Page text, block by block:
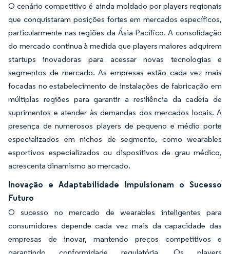
O cenário competitivo é ainda moldado por players regionais
que conquistaram posições fortes em mercados específicos,
particularmente nas regiões da Ásia-Pacífico. A consolidação
do mercado continua à medida que players maiores adquirem
startups inovadoras para acessar novas tecnologias e
segmentos de mercado. As empresas estão cada vez mais
focadas no estabelecimento de instalações de fabricação em
múltiplas regiões para garantir a resiliência da cadeia de
suprimentos e atender às demandas dos mercados locais. A
presença de numerosos players de pequeno e médio porte
especializados em nichos de segmento, como wearables
esportivos especializados ou dispositivos de grau médico,
acrescenta dinamismo ao mercado.
Inovação e Adaptabilidade Impulsionam o Sucesso
Futuro
O sucesso no mercado de wearables inteligentes para
consumidores depende cada vez mais da capacidade das
empresas de inovar, mantendo preços competitivos e
garantindo conformidade regulatória. Os players